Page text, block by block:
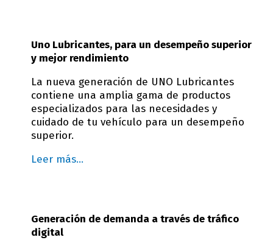
Uno Lubricantes, para un desempeño superior
y mejor rendimiento
La nueva generación de UNO Lubricantes
contiene una amplia gama de productos
especializados para las necesidades y
cuidado de tu vehículo para un desempeño
superior.
Leer más…
Generación de demanda a través de tráfico
digital